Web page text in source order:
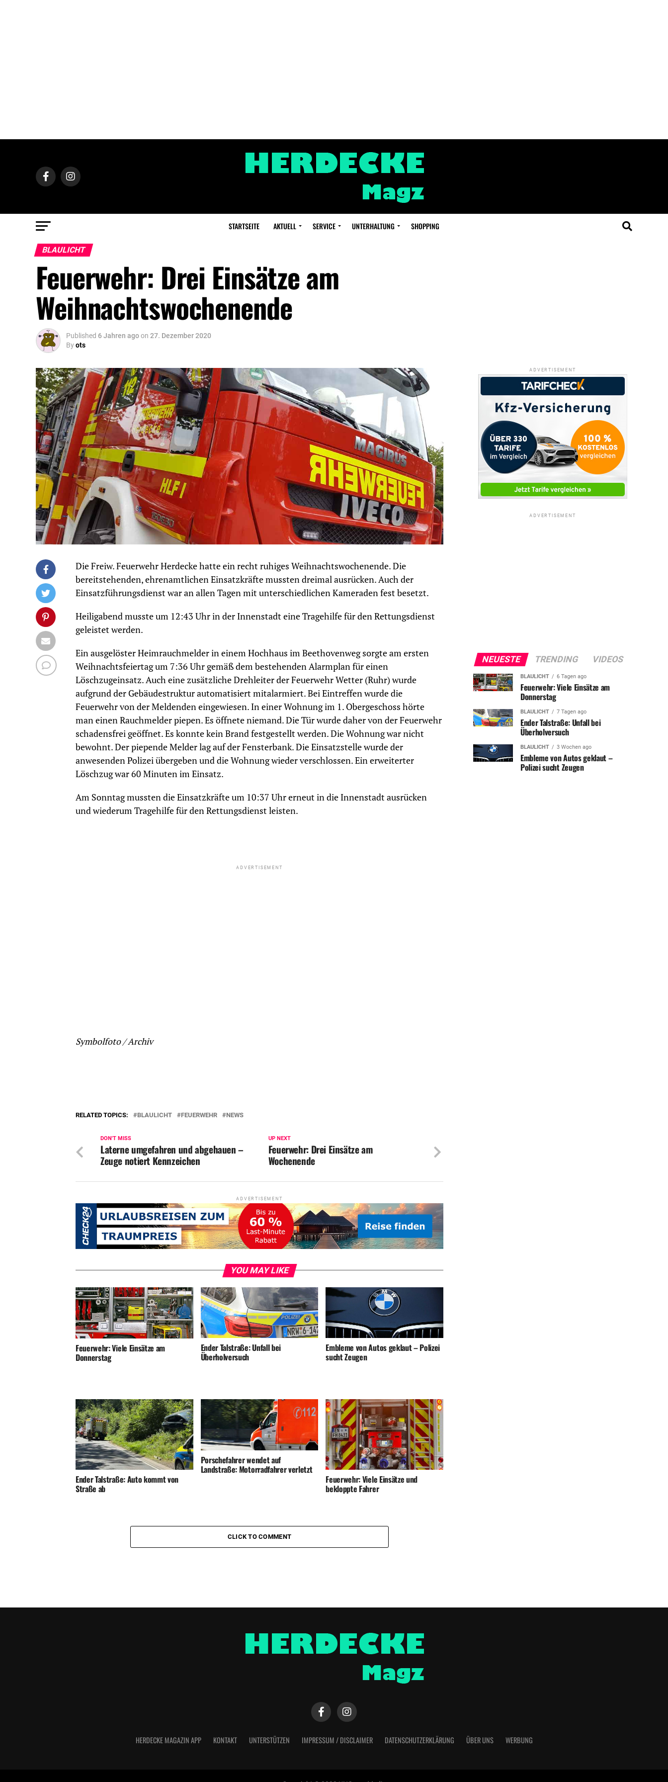
STARTSEITE AKTUELL SERVICE UNTERHALTUNG SHOPPING
BLAULICHT
Feuerwehr: Drei Einsätze am
Weihnachtswochenende
Published 6 Jahren agoon 27. Dezember 2020
Byots
Die Freiw. Feuerwehr Herdecke hatte ein recht ruhiges Weihnachtswochenende. Die
bereitstehenden, ehrenamtlichen Einsatzkräfte mussten dreimal ausrücken. Auch der
Einsatzführungsdienst war an allen Tagen mit unterschiedlichen Kameraden fest besetzt.
Heiligabend musste um 12:43 Uhr in der Innenstadt eine Tragehilfe für den Rettungsdienst
geleistet werden.
Ein ausgelöster Heimrauchmelder in einem Hochhaus im Beethovenweg sorgte am ersten
Weihnachtsfeiertag um 7:36 Uhr gemäß dem bestehenden Alarmplan für einen
Löschzugeinsatz. Auch eine zusätzliche Drehleiter der Feuerwehr Wetter (Ruhr) wurde
aufgrund der Gebäudestruktur automatisiert mitalarmiert. Bei Eintreffen wurde die
Feuerwehr von der Meldenden eingewiesen. In einer Wohnung im 1. Obergeschoss hörte
man einen Rauchmelder piepen. Es öffnete niemand. Die Tür wurde daher von der Feuerwehr
schadensfrei geöffnet. Es konnte kein Brand festgestellt werden. Die Wohnung war nicht
bewohnt. Der piepende Melder lag auf der Fensterbank. Die Einsatzstelle wurde der
anwesenden Polizei übergeben und die Wohnung wieder verschlossen. Ein erweiterter
Löschzug war 60 Minuten im Einsatz.
Am Sonntag mussten die Einsatzkräfte um 10:37 Uhr erneut in die Innenstadt ausrücken
und wiederum Tragehilfe für den Rettungsdienst leisten.
ADVERTISEMENT
Symbolfoto / Archiv
RELATED TOPICS: BLAULICHT FEUERWEHR NEWS
UP NEXT
Feuerwehr: Drei Einsätze am
Wochenende
DON'T MISS
Laterne umgefahren und abgehauen –
Zeuge notiert Kennzeichen
ADVERTISEMENT
YOU MAY LIKE
Feuerwehr: Viele Einsätze am
Donnerstag
Ender Talstraße: Unfall bei
Überholversuch
Embleme von Autos geklaut – Polizei
sucht Zeugen
Ender Talstraße: Auto kommt von
Straße ab
Porschefahrer wendet auf
Landstraße: Motorradfahrer verletzt
Feuerwehr: Viele Einsätze und
bekloppte Fahrer
CLICK TO COMMENT
ADVERTISEMENT
ADVERTISEMENT
NEUESTE TRENDING VIDEOS
BLAULICHT 6 Tagen ago
Feuerwehr: Viele Einsätze am
Donnerstag
BLAULICHT 7 Tagen ago
Ender Talstraße: Unfall bei
Überholversuch
BLAULICHT 3 Wochen ago
Embleme von Autos geklaut –
Polizei sucht Zeugen
HERDECKE MAGAZIN APP KONTAKT UNTERSTÜTZEN IMPRESSUM / DISCLAIMER DATENSCHUTZERKLÄRUNG ÜBER UNS WERBUNG